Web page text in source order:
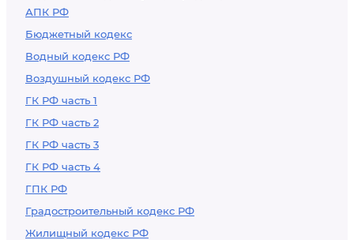
АПК РФ
Бюджетный кодекс
Водный кодекс РФ
Воздушный кодекс РФ
ГК РФ часть 1
ГК РФ часть 2
ГК РФ часть 3
ГК РФ часть 4
ГПК РФ
Градостроительный кодекс РФ
Жилищный кодекс РФ